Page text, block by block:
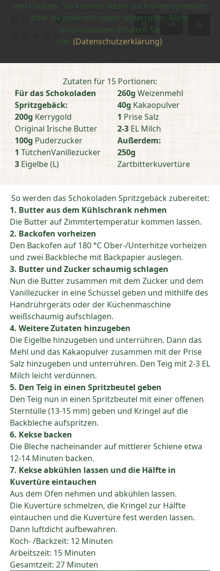
von Cookies. Sie können dieser auch widersprechen
oder sie jederzeit später widerrufen. Mehr
Informationen erhalten Sie
hier (Datenschutzerklärung).
Schokoladen Spritzgebäck
Zubereitungszeit:
27 Min Schwierigkeit:
einfach
Zutaten für 15 Portionen:
Für das Schokoladen
Spritzgebäck:
200g Kerrygold
Original Irische Butter
100g Puderzucker
1 TütchenVanillezucker
3 Eigelbe (L)
260g Weizenmehl
40g Kakaopulver
1 Prise Salz
2-3 EL Milch
Außerdem:
250g
Zartbitterkuvertüre
So werden das Schokoladen Spritzgebäck zubereitet:
1. Butter aus dem Kühlschrank nehmen
Die Butter auf Zimmtertemperatur kommen lassen.
2. Backofen vorheizen
Den Backofen auf 180 °C Ober-/Unterhitze vorheizen
und zwei Backbleche mit Backpapier auslegen.
3. Butter und Zucker schaumig schlagen
Nun die Butter zusammen mit dem Zucker und dem
Vanillezucker in eine Schüssel geben und mithilfe des
Handrührgeräts oder der Küchenmaschine
weißschaumig aufschlagen.
4. Weitere Zutaten hinzugeben
Die Eigelbe hinzugeben und unterrühren. Dann das
Mehl und das Kakaopulver zusammen mit der Prise
Salz hinzugeben und unterrühren. Den Teig mit 2-3 EL
Milch leicht verdünnen.
5. Den Teig in einen Spritzbeutel geben
Den Teig nun in einen Spritzbeutel mit einer offenen
Sterntülle (13-15 mm) geben und Kringel auf die
Backbleche aufspritzen.
6. Kekse backen
Die Bleche nacheinander auf mittlerer Schiene etwa
12-14 Minuten backen.
7. Kekse abkühlen lassen und die Hälfte in
Kuvertüre eintauchen
Aus dem Ofen nehmen und abkühlen lassen.
Die Kuvertüre schmelzen, die Kringel zur Hälfte
eintauchen und die Kuvertüre fest werden lassen.
Dann luftdicht aufbewahren.
Koch- /Backzeit: 12 Minuten
Arbeitszeit: 15 Minuten
Gesamtzeit: 27 Minuten